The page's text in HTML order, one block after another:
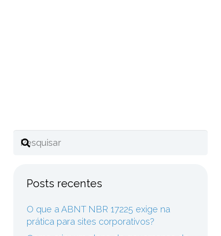
Posts recentes
O que a ABNT NBR 17225 exige na
prática para sites corporativos?